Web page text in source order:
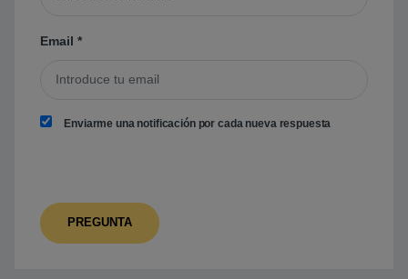
Email *
Enviarme una notificación por cada nueva respuesta